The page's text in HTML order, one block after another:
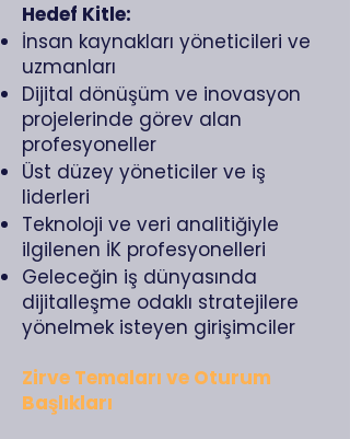
Hedef Kitle:
İnsan kaynakları yöneticileri ve
uzmanları
Dijital dönüşüm ve inovasyon
projelerinde görev alan
profesyoneller
Üst düzey yöneticiler ve iş
liderleri
Teknoloji ve veri analitiğiyle
ilgilenen İK profesyonelleri
Geleceğin iş dünyasında
dijitalleşme odaklı stratejilere
yönelmek isteyen girişimciler
Zirve Temaları ve Oturum
Başlıkları